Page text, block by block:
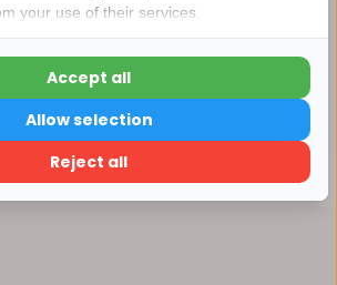
15korting
15% korting
Verder winkelen
your use of their services.
Reject all
Allow selection
Accept all